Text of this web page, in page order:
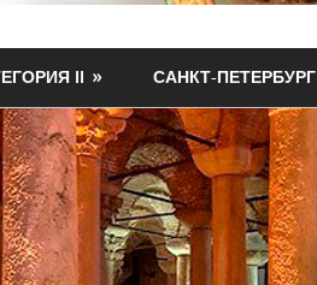
II САНКТ-ПЕТЕРБУРГ